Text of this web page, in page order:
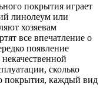
покрытия играет
линолеум или
хозяевам
все впечатление о
появление
сколько
покрытия, каждый вид